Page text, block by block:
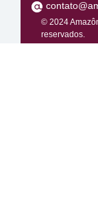
© 2024
reservados.